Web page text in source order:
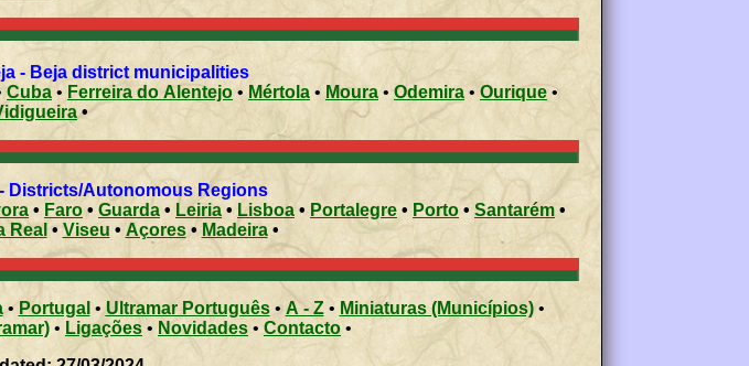
- Beja district municipalities
Cuba • Ferreira do Alentejo • Mértola • Moura • Odemira • Ourique•
•
- Districts/Autonomous Regions
• Faro • Guarda • Leiria • Lisboa • Portalegre • Porto • Santarém •
Real • Viseu • Açores • Madeira •
• Portugal • Ultramar Português• A - Z• Miniaturas (Municípios)•
• Ligações • Novidades • Contacto•